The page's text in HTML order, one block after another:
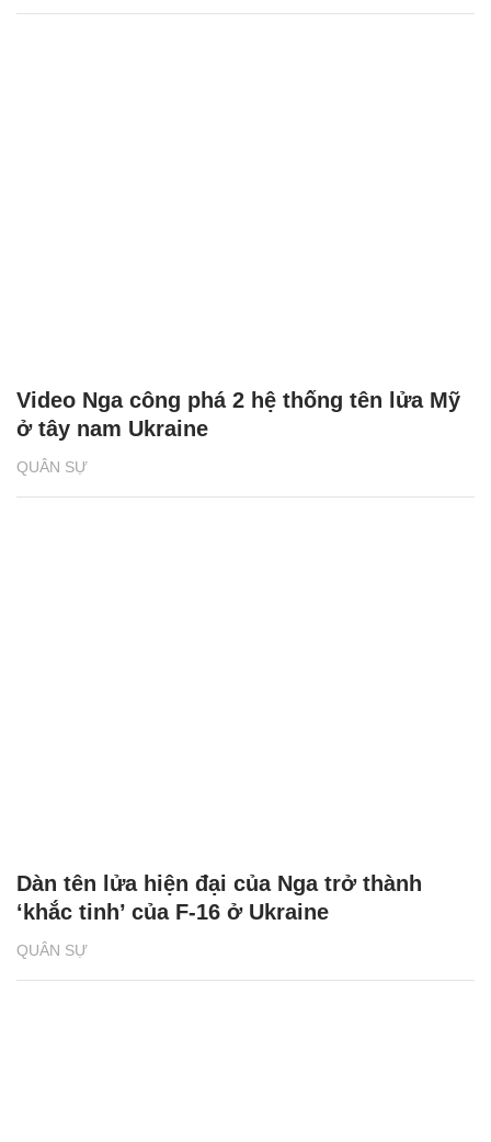
QUÂN SỰ
Video Nga công phá 2 hệ thống tên lửa Mỹ
ở tây nam Ukraine
QUÂN SỰ
Dàn tên lửa hiện đại của Nga trở thành
‘khắc tinh’ của F-16 ở Ukraine